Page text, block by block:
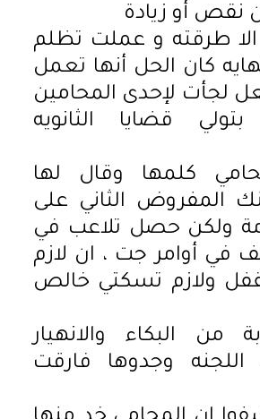
نقص أو زيادة
الا طرقته و عملت تظلم
كان الحل أنها تعمل
لجأت لإحدى المحامين
قضايا الثانويه
كلمها وقال لها
المفروض الثاني على
ولكن حصل تلاعب في
في أوامر جت ، ان لازم
ولازم تسكتي خالص
من البكاء والانهيار
وجدوها فارقت